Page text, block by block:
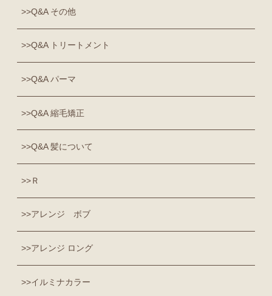
Q&A その他
Q&A トリートメント
Q&A パーマ
Q&A 縮毛矯正
Q&A 髪について
Ｒ
アレンジ ボブ
アレンジ ロング
イルミナカラー